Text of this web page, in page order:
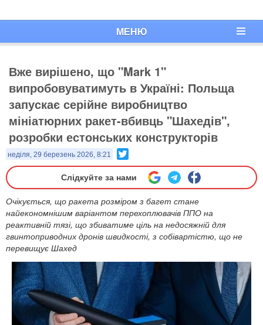
МЕНЮ
Вже вирішено, що "Mark 1"
випробовуватимуть в Україні: Польща
запускає серійне виробництво
мініатюрних ракет-вбивць "Шахедів",
розробки естонських конструкторів
неділя, 29 березень 2026, 8:21
Слідкуйте за нами
Очікується, що ракета розміром з багет стане
найекономнішим варіантом перехоплювачів ППО на
реактивній тязі, що збиватиме ціль на недосяжній для
гвинтоприводних дронів швидкості, з собівартістю, що не
перевищує Шахед